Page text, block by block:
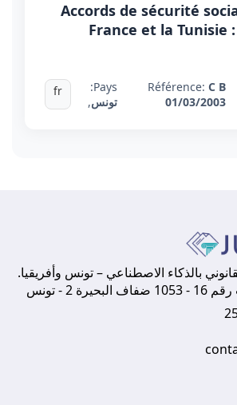
Accords de sécurité
France et la Tunisie
Référence:C B
01/03/2003
Pays:
تونس,
fr
بالذكاء الاصطناعي – تونس وأفريقيا.
2 - تونس